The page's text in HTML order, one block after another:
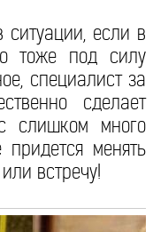
если в
тоже под силу
специалист за
сделает
слишком много
менять
встречу!